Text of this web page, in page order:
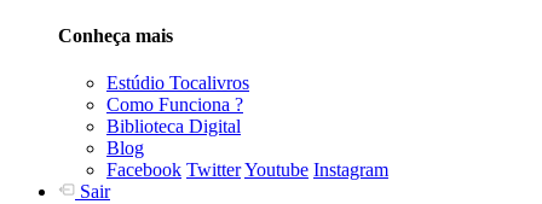
Conheça mais
Estúdio Tocalivros
Como Funciona ?
Biblioteca Digital
Blog
Facebook TwitterYoutube Instagram
Sair